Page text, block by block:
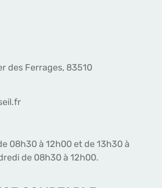
des Ferrages, 83510
08h30 à 12h00 et de 13h30 à
de 08h30 à 12h00.